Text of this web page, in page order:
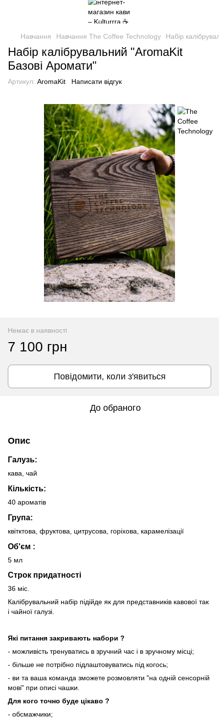
Навчання Навчання The Coffee Technology Набір
Набір калібрувальний "AromaKit
Базові Аромати"
Артикул: AromaKit Написати відгук
Немає в наявності
7 100 грн
Повідомити, коли з'явиться
До обраного
Опис
Галузь:
кава, чай
Кількість:
40 ароматів
Група:
квітктова, фруктова, цитрусова, горіхова, карамелізації
Об'єм :
5 мл
Строк придатності
36 міс.
Калібрувальний набір підійде як для представників кавової так
і чайної галузі.
Які питання закривають набори ?
- можливість тренуватись в зручний час і в зручному місці;
- більше не потрібно підлаштовуватись під когось;
- ви та ваша команда зможете розмовляти "на одній сенсорній
мові" при описі чашки.
Для кого точно буде цікаво ?
- обсмажчики;